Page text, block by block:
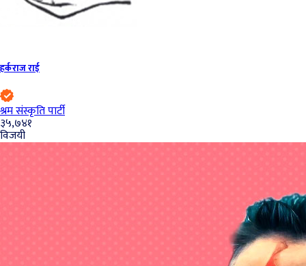
हर्कराज राई
श्रम संस्कृति पार्टी
३५,७४१
विजयी